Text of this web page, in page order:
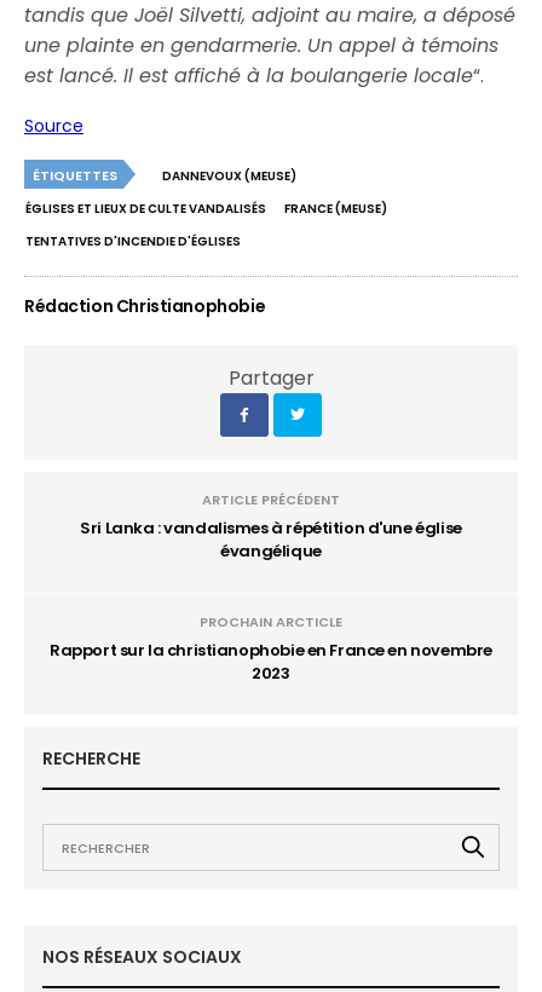
tandis que Joël Silvetti, adjoint au maire, a déposé
une plainte en gendarmerie. Un appel à témoins
est lancé. Il est affiché à la boulangerie locale“.
Source
ÉTIQUETTES
DANNEVOUX (MEUSE)
ÉGLISES ET LIEUX DE CULTE VANDALISÉS
FRANCE (MEUSE)
TENTATIVES D'INCENDIE D'ÉGLISES
Rédaction Christianophobie
Partager
ARTICLE PRÉCÉDENT
Sri Lanka : vandalismes à répétition d'une église
évangélique
PROCHAIN ARCTICLE
Rapport sur la christianophobie en France en novembre
2023
RECHERCHE
NOS RÉSEAUX SOCIAUX